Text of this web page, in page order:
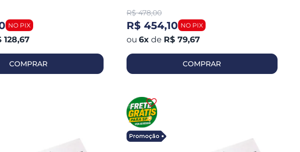
128,67
COMPRAR
R$ 478,00
R$ 454,10
6x de R$ 79,67
COMPRAR